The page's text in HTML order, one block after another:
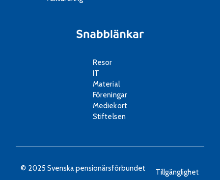
Snabblänkar
Resor
IT
Material
Föreningar
Mediekort
Stiftelsen
© 2025 Svenska pensionärsförbundet Tillgänglighet